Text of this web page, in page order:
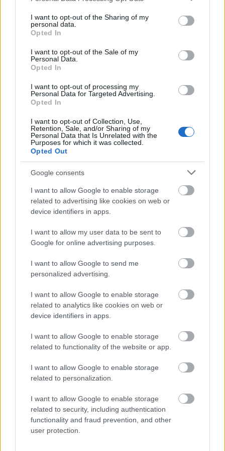
not limited to your visit or usage behaviour. You may click to
grant or deny consent to Google and its third-party tags to
use your data for below specified purposes in below Google
consent section.
I want to opt-out of the Sharing of my
personal data.
Opted In
I want to opt-out of the Sale of my
Personal Data.
Opted In
I want to opt-out of processing my
Personal Data for Targeted Advertising.
Opted In
I want to opt-out of Collection, Use,
Retention, Sale, and/or Sharing of my
Personal Data that Is Unrelated with the
Purposes for which it was collected.
Opted Out
Google consents
I want to allow Google to enable storage
related to advertising like cookies on web or
device identifiers in apps.
I want to allow my user data to be sent to
Google for online advertising purposes.
I want to allow Google to send me
personalized advertising.
I want to allow Google to enable storage
related to analytics like cookies on web or
device identifiers in apps.
I want to allow Google to enable storage
related to functionality of the website or app.
I want to allow Google to enable storage
related to personalization.
I want to allow Google to enable storage
related to security, including authentication
functionality and fraud prevention, and other
user protection.
Ποιοι μπορεί να ωφεληθούν από
προληπτική διαγνωστική εξέταση
Σε επίπεδο προληπτικής εξέτασης μια ψηφιακή
αγγειογραφία θα μπορούσε να γίνει, όχι οριζόντια
ανθρώπους με βεβαρημένο οικογενειακό
ιστορικό. Οι άνθρωποι που ανήκουν σε αυτή την
ετών να εξεταστούν προληπτικά. Σημειώνεται ότι
σε αυτή την κατηγορία ανήκει και ο Γιώργος
Μυλωνάκης καθώς προ 20ετίας είχε υποστεί
εγκεφαλική αιμορραγία από ανεύρυσμα ο
πατέρας του. Μέσα στην ατυχία του ο (πρώην)
Υφυπουργός παρά τω Πρωθυπουργώ ήταν
πάντως τυχερός, καθώς λόγω της γειτνίασης του
Μεγάρου Μαξίμου με τον «Ευαγγελισμό»,